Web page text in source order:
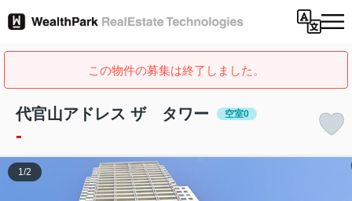
この物件の募集は終了しました。
代官山アドレス ザ タワー 空室0
-
1/2